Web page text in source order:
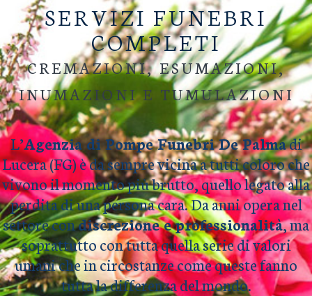
SERVIZI FUNEBRI
COMPLETI
CREMAZIONI, ESUMAZIONI,
INUMAZIONI E TUMULAZIONI
L’Agenzia di Pompe Funebri De Palmadi
Lucera (FG) è da sempre vicina a tutti coloro che
vivono il momento più brutto, quello legato alla
perdita di una persona cara. Da anni opera nel
settore condiscrezione e professionalità, ma
soprattutto con tutta quella serie di valori
umani che in circostanze come queste fanno
tutta la differenza del mondo.